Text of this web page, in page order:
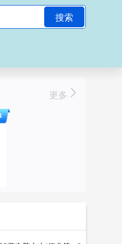
搜索
更多